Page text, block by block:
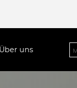
Über uns